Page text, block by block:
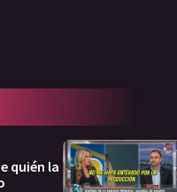
quién la